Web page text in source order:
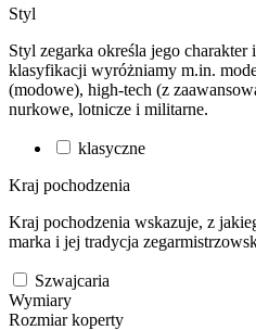
Styl
Styl zegarka określa jego charakter
klasyfikacji wyróżniamy m.in.
(modowe), high-tech (z
nurkowe, lotnicze i militarne.
klasyczne
Kraj pochodzenia
Kraj pochodzenia wskazuje, z
marka i jej tradycja
Szwajcaria
Wymiary
Rozmiar koperty